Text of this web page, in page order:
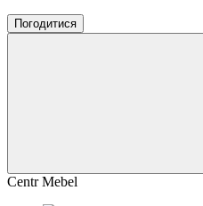
Погодитися
Centr Mebel